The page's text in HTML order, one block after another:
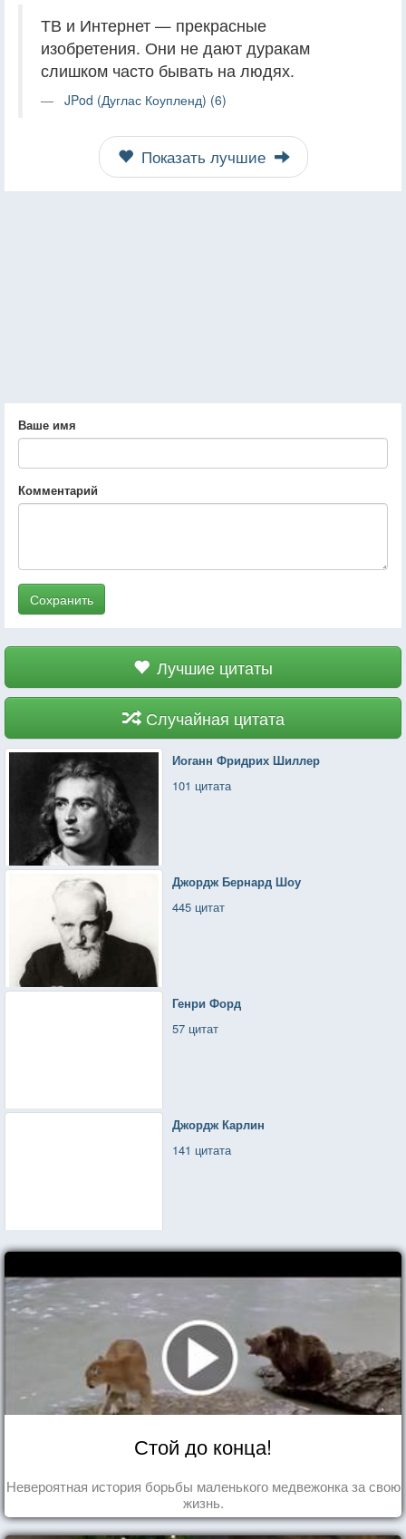
ТВ и Интернет — прекрасные
изобретения. Они не дают дуракам
слишком часто бывать на людях.
JPod (Дуглас Коупленд) (6)
Показать лучшие
Ваше имя
Комментарий
Сохранить
Лучшие цитаты
Случайная цитата
Иоганн Фридрих Шиллер
101 цитата
Джордж Бернард Шоу
445 цитат
Генри Форд
57 цитат
Джордж Карлин
141 цитата
Стой до конца!
Невероятная история борьбы маленького медвежонка за свою
жизнь.